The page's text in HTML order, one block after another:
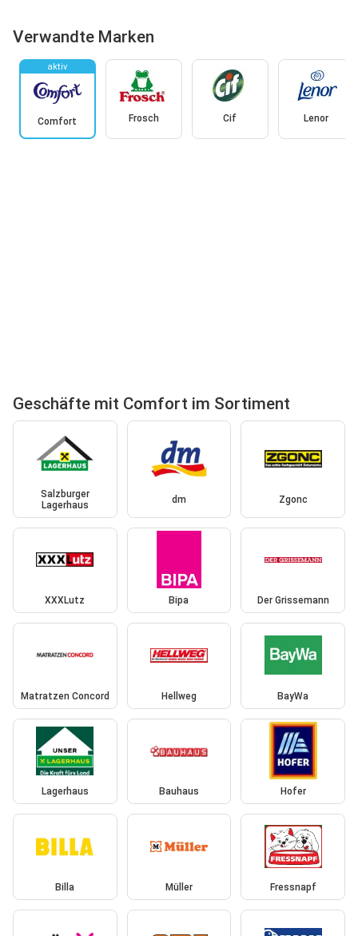
Verwandte Marken
aktiv
Comfort Frosch Cif Lenor
Geschäfte mit Comfort im Sortiment
Salzburger
Lagerhaus
dm Zgonc
XXXLutz Bipa Der Grissemann
Matratzen Concord Hellweg BayWa
Lagerhaus Bauhaus Hofer
Billa Müller Fressnapf